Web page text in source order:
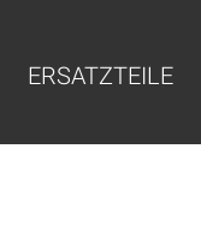
ERSATZTEILE